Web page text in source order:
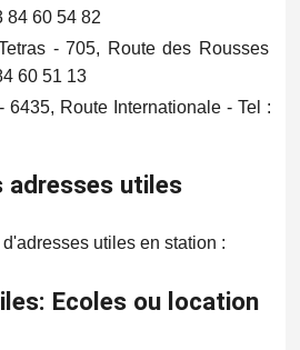
84 60 54 82
- 705, Route des Rousses
60 51 13
6435, Route Internationale - Tel :
adresses utiles
utiles en station :
Ecoles ou location